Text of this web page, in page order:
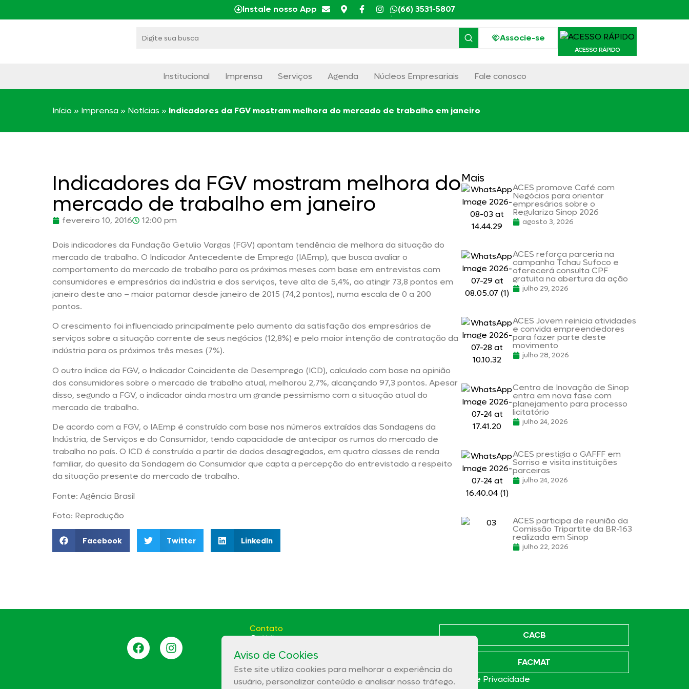
Instale nosso App (66) 3531-5807
Associe-se
ACESSO RÁPIDO
Institucional Imprensa Serviços Agenda Núcleos Empresariais Fale conosco
Início » Imprensa » Notícias » Indicadores da FGV mostram melhora do mercado de trabalho em janeiro
Indicadores da FGV mostram melhora do
mercado de trabalho em janeiro
fevereiro 10, 2016 12:00 pm
Dois indicadores da Fundação Getulio Vargas (FGV) apontam tendência de melhora da situação do
mercado de trabalho. O Indicador Antecedente de Emprego (IAEmp), que busca avaliar o
comportamento do mercado de trabalho para os próximos meses com base em entrevistas com
consumidores e empresários da indústria e dos serviços, teve alta de 5,4%, ao atingir 73,8 pontos em
janeiro deste ano – maior patamar desde janeiro de 2015 (74,2 pontos), numa escala de 0 a 200
pontos.
O crescimento foi influenciado principalmente pelo aumento da satisfação dos empresários de
serviços sobre a situação corrente de seus negócios (12,8%) e pelo maior intenção de contratação da
indústria para os próximos três meses (7%).
O outro índice da FGV, o Indicador Coincidente de Desemprego (ICD), calculado com base na opinião
dos consumidores sobre o mercado de trabalho atual, melhorou 2,7%, alcançando 97,3 pontos. Apesar
disso, segundo a FGV, o indicador ainda mostra um grande pessimismo com a situação atual do
mercado de trabalho.
De acordo com a FGV, o IAEmp é construído com base nos números extraídos das Sondagens da
Indústria, de Serviços e do Consumidor, tendo capacidade de antecipar os rumos do mercado de
trabalho no país. O ICD é construído a partir de dados desagregados, em quatro classes de renda
familiar, do quesito da Sondagem do Consumidor que capta a percepção do entrevistado a respeito
da situação presente do mercado de trabalho.
Fonte: Agência Brasil
Foto: Reprodução
Facebook Twitter LinkedIn
Mais
ACES promove Café com
Negócios para orientar
empresários sobre o
Regulariza Sinop 2026
agosto 3, 2026
ACES reforça parceria na
campanha Tchau Sufoco e
oferecerá consulta CPF
gratuita na abertura da ação
julho 29, 2026
ACES Jovem reinicia atividades
e convida empreendedores
para fazer parte deste
movimento
julho 28, 2026
Centro de Inovação de Sinop
entra em nova fase com
planejamento para processo
licitatório
julho 24, 2026
ACES prestigia o GAFFF em
Sorriso e visita instituições
parceiras
julho 24, 2026
ACES participa de reunião da
Comissão Tripartite da BR-163
realizada em Sinop
julho 22, 2026
Contato
(66) 3531-5807
Av. das Itaúbas, 2331 St. Comercial Sinop - MT CEP:
78556-100
aces@aces.org.br
CACB
FACMAT
Política de Privacidade
Aviso de Cookies
Este site utiliza cookies para melhorar a experiência do
usuário, personalizar conteúdo e analisar nosso tráfego.